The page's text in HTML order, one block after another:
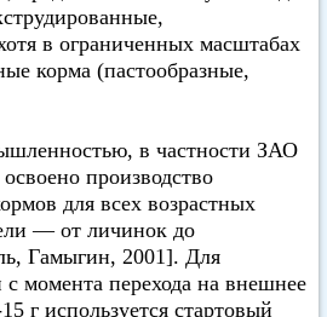
в ограниченных масштабах
корма (пастообразные,
в частности ЗАО
производство
для всех возрастных
— от личинок до
Гамыгин, 2001]. Для
момента перехода на внешнее
г используется стартовый